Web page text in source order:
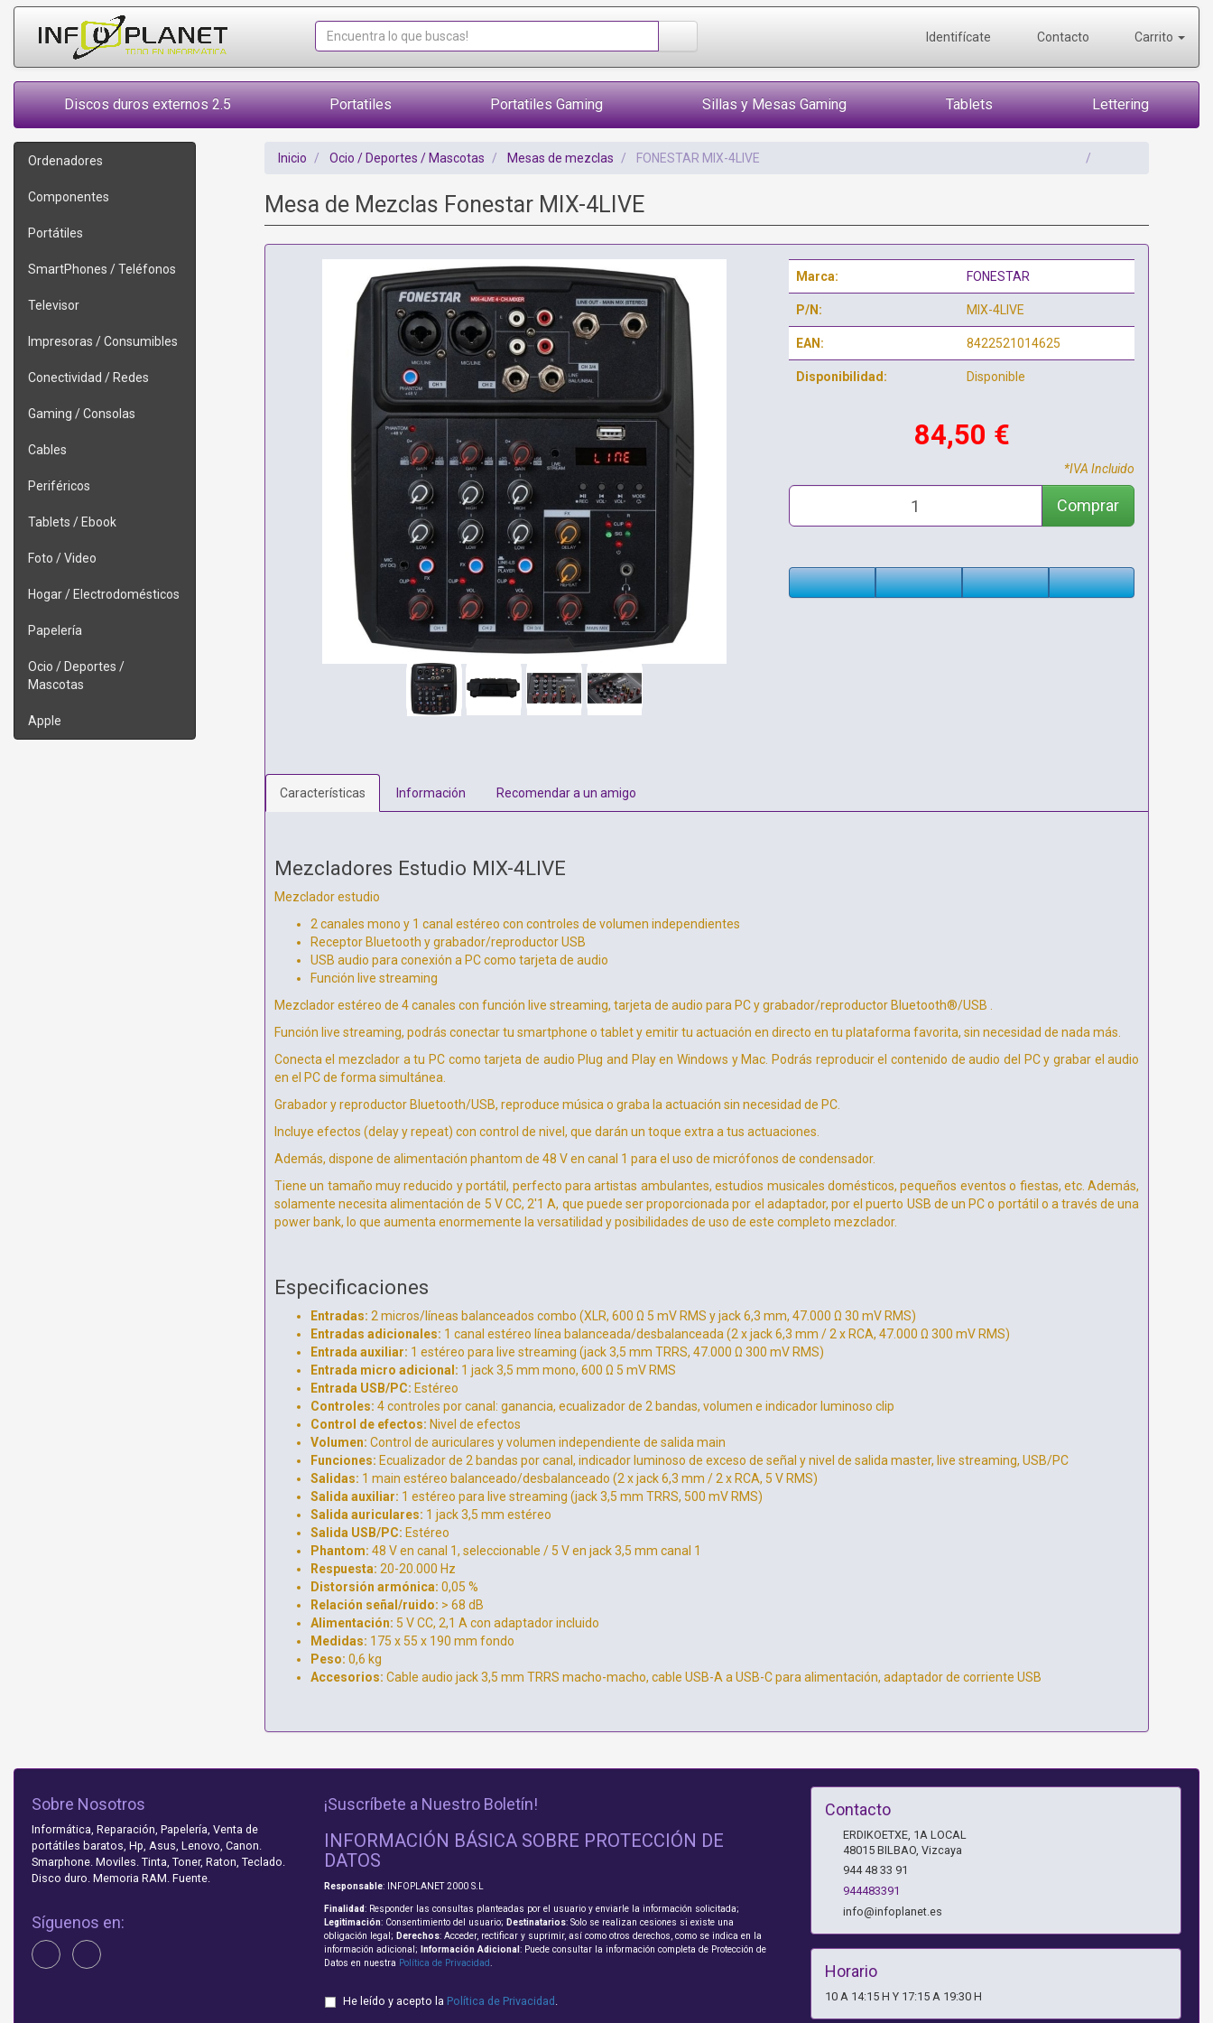
Identifícate Contacto Carrito
Discos duros externos 2.5 Portatiles Portatiles Gaming Sillas y Mesas Gaming Tablets Lettering
Ordenadores
Componentes
Portátiles
SmartPhones / Teléfonos
Televisor
Impresoras / Consumibles
Conectividad / Redes
Gaming / Consolas
Cables
Periféricos
Tablets / Ebook
Foto / Video
Hogar / Electrodomésticos
Papelería
Ocio / Deportes /
Mascotas
Apple
Inicio Ocio / Deportes / Mascotas Mesas de mezclas FONESTAR MIX-4LIVE
Mesa de Mezclas Fonestar MIX-4LIVE
Marca: FONESTAR
P/N: MIX-4LIVE
EAN: 8422521014625
Disponibilidad: Disponible
84,50 €
*IVA Incluido
Comprar
Características Información Recomendar a un amigo
Mezcladores Estudio MIX-4LIVE
Mezclador estudio
2 canales mono y 1 canal estéreo con controles de volumen independientes
Receptor Bluetooth y grabador/reproductor USB
USB audio para conexión a PC como tarjeta de audio
Función live streaming
Mezclador estéreo de 4 canales con función live streaming, tarjeta de audio para PC y grabador/reproductor Bluetooth®/USB .
Función live streaming, podrás conectar tu smartphone o tablet y emitir tu actuación en directo en tu plataforma favorita, sin necesidad de nada más.
Conecta el mezclador a tu PC como tarjeta de audio Plug and Play en Windows y Mac. Podrás reproducir el contenido de audio del PC y grabar el audio
en el PC de forma simultánea.
Grabador y reproductor Bluetooth/USB, reproduce música o graba la actuación sin necesidad de PC.
Incluye efectos (delay y repeat) con control de nivel, que darán un toque extra a tus actuaciones.
Además, dispone de alimentación phantom de 48 V en canal 1 para el uso de micrófonos de condensador.
Tiene un tamaño muy reducido y portátil, perfecto para artistas ambulantes, estudios musicales domésticos, pequeños eventos o fiestas, etc. Además,
solamente necesita alimentación de 5 V CC, 2'1 A, que puede ser proporcionada por el adaptador, por el puerto USB de un PC o portátil o a través de una
power bank, lo que aumenta enormemente la versatilidad y posibilidades de uso de este completo mezclador.
Especificaciones
Entradas: 2 micros/líneas balanceados combo (XLR, 600 Ω 5 mV RMS y jack 6,3 mm, 47.000 Ω 30 mV RMS)
Entradas adicionales: 1 canal estéreo línea balanceada/desbalanceada (2 x jack 6,3 mm / 2 x RCA, 47.000 Ω 300 mV RMS)
Entrada auxiliar: 1 estéreo para live streaming (jack 3,5 mm TRRS, 47.000 Ω 300 mV RMS)
Entrada micro adicional: 1 jack 3,5 mm mono, 600 Ω 5 mV RMS
Entrada USB/PC: Estéreo
Controles: 4 controles por canal: ganancia, ecualizador de 2 bandas, volumen e indicador luminoso clip
Control de efectos: Nivel de efectos
Volumen: Control de auriculares y volumen independiente de salida main
Funciones: Ecualizador de 2 bandas por canal, indicador luminoso de exceso de señal y nivel de salida master, live streaming, USB/PC
Salidas: 1 main estéreo balanceado/desbalanceado (2 x jack 6,3 mm / 2 x RCA, 5 V RMS)
Salida auxiliar: 1 estéreo para live streaming (jack 3,5 mm TRRS, 500 mV RMS)
Salida auriculares: 1 jack 3,5 mm estéreo
Salida USB/PC: Estéreo
Phantom: 48 V en canal 1, seleccionable / 5 V en jack 3,5 mm canal 1
Respuesta: 20-20.000 Hz
Distorsión armónica: 0,05 %
Relación señal/ruido: > 68 dB
Alimentación: 5 V CC, 2,1 A con adaptador incluido
Medidas: 175 x 55 x 190 mm fondo
Peso: 0,6 kg
Accesorios: Cable audio jack 3,5 mm TRRS macho-macho, cable USB-A a USB-C para alimentación, adaptador de corriente USB
Sobre Nosotros
Informática, Reparación, Papelería, Venta de
portátiles baratos, Hp, Asus, Lenovo, Canon.
Smarphone. Moviles. Tinta, Toner, Raton, Teclado.
Disco duro. Memoria RAM. Fuente.
Síguenos en:
¡Suscríbete a Nuestro Boletín!
INFORMACIÓN BÁSICA SOBRE PROTECCIÓN DE
DATOS
Responsable: INFOPLANET 2000 S.L
Finalidad: Responder las consultas planteadas por el usuario y enviarle la información solicitada;
Legitimación: Consentimiento del usuario; Destinatarios: Solo se realizan cesiones si existe una
obligación legal; Derechos: Acceder, rectificar y suprimir, así como otros derechos, como se indica en la
información adicional;
Información Adicional : Puede consultar la información completa de Protección de
Datos en nuestra Política de Privacidad.
He leído y acepto la Política de Privacidad .
Contacto
ERDIKOETXE, 1A LOCAL
48015 BILBAO, Vizcaya
944 48 33 91
944483391
info@infoplanet.es
Horario
10 A 14:15 H Y 17:15 A 19:30 H